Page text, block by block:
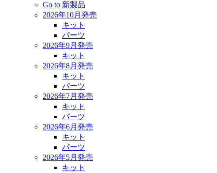
Go to 新製品
2026年10月発売
キット
パーツ
2026年9月発売
キット
2026年8月発売
キット
パーツ
2026年7月発売
キット
パーツ
2026年6月発売
キット
パーツ
2026年5月発売
キット